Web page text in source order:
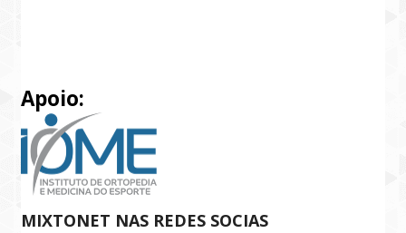
Apoio:
MIXTONET NAS REDES SOCIAS